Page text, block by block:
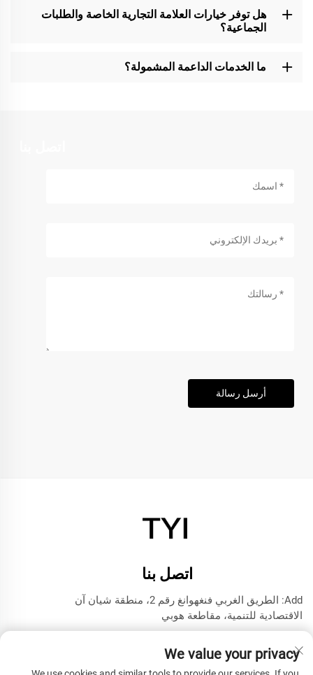
هل توفر خيارات العلامة التجارية الخاصة والطلبات
الجماعية؟
ما الخدمات الداعمة المشمولة؟
أرسل رسالة
اتصل بنا
Add: الطريق الغربي فنغهوانغ رقم 2، منطقة شيان آن
الاقتصادية للتنمية، مقاطعة هوبي
البريد الإلكتروني:[email protected]
We value your privacy